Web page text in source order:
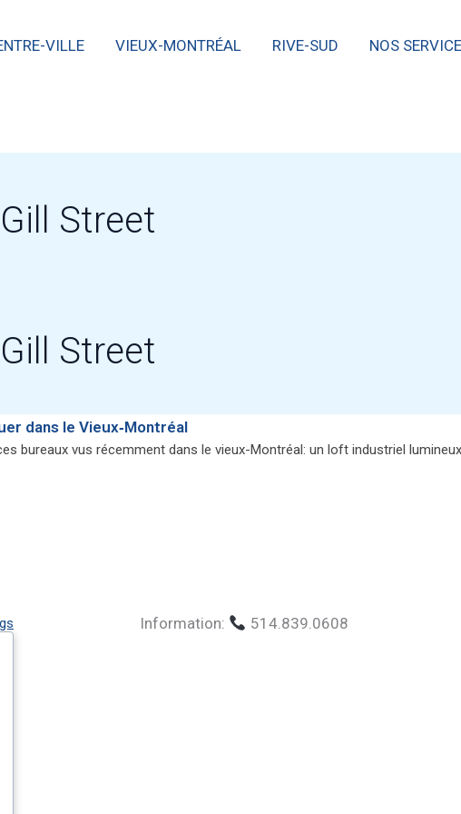
VILLE VIEUX-MONTRÉAL RIVE-SUD NOS
Street
Street
dans le Vieux‑Montréal
bureaux vus récemment dans le vieux-Montréal: un loft industriel
Information: 514.839.0608